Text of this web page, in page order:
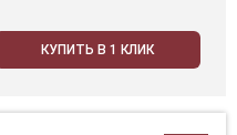
КУПИТЬ В 1 КЛИК